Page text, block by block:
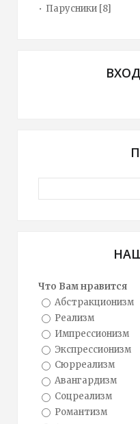
Парусники [8]
Что Вам нравится
Абстракционизм
Реализм
Импрессионизм
Экспрессионизм
Сюрреализм
Авангардизм
Соцреализм
Романтизм